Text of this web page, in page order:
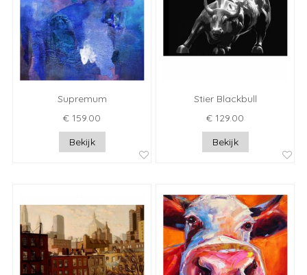
Supremum
€ 159.00
Bekijk
Stier Blackbull
€ 129.00
Bekijk